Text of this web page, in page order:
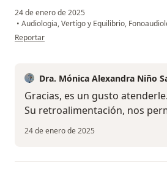
24 de enero de 2025
• Audiologia, Vertígo y Equilibrio,
en opinión del usuario Juan Carlos
Reportar
Dra. Mónica Alexandra Niño
Gracias, es un gusto atenderle.
Su retroalimentación, nos
24 de enero de 2025